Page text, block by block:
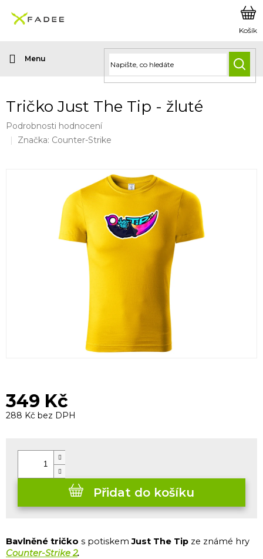
obsah
Tričko Just The Tip - žluté
Průměrné
hodnocení
Podrobnosti hodnocení
Značka: Counter-Strike
349 Kč
288 Kč bez DPH
Přidat do košíku
Bavlněné tričko s potiskemJust The Tip ze známé hry
Counter-Strike 2.